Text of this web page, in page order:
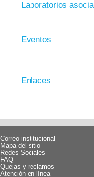
Laboratorios
Eventos
Enlaces
Correo institucional
Mapa del sitio
Redes Sociales
FAQ
Quejas y reclamos
Atención en línea